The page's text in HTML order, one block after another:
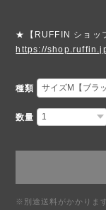
★【RUFFIN ショッ
https://
種類
数量
※別途送料がかかります